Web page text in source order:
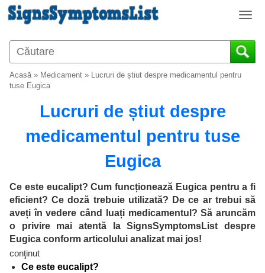
T
g
g
i
o
n
Acasă» Medicament » Lucruri de știut despre medicamentul pentru
tuse Eugica
Lucruri de știut despre
medicamentul pentru tuse
Eugica
Ce este eucalipt? Cum funcționează Eugica pentru a fi
eficient? Ce doză trebuie utilizată? De ce ar trebui să
aveți în vedere când luați medicamentul? Să aruncăm
o privire mai atentă la SignsSymptomsList despre
Eugica conform articolului analizat mai jos!
conţinut
Ce este eucalipt?